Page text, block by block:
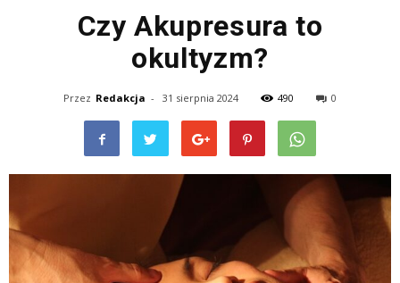
Czy Akupresura to
okultyzm?
Przez Redakcja - 31 sierpnia 2024 490 0